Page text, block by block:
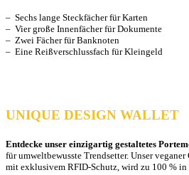
– Sechs lange Steckfächer für Karten
– Vier große Innenfächer für Dokumente
– Zwei Fächer für Banknoten
– Eine Reißverschlussfach für Kleingeld
UNIQUE DESIGN WALLET
Entdecke unser einzigartig gestaltetes
für umweltbewusste Trendsetter. Unser
mit exklusivem RFID-Schutz, wird zu 100 %